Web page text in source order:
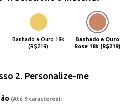
Banhado a Ouro 18k
(R$219)
Banhado a Ouro
Rose 18k (R$219)
2. Personalize-me
(Até 9 caracteres):